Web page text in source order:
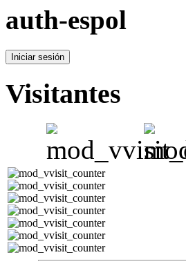
auth-espol
Visitantes